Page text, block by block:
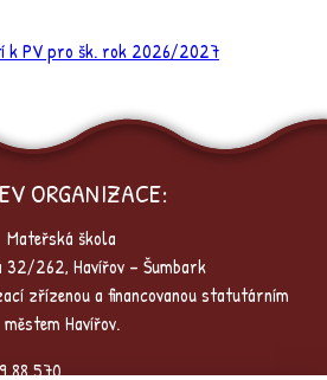
k PV pro šk. rok 2026/2027
ORGANIZACE:
Mateřská škola
32/262, Havířov – Šumbark
zřízenou a financovanou statutárním
městem Havířov.
88 570